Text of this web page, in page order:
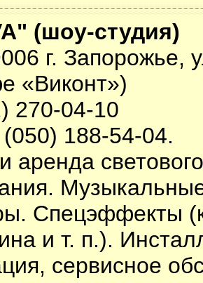
(шоу-студия)
г. Запорожье,
«Виконт»)
270-04-10
188-54-04.
аренда
Cпецэффекты
и т. п.).
сервисное